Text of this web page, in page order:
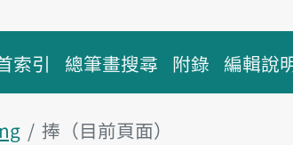
索引 總筆畫搜尋 附錄 編輯說
捧（目前頁面）